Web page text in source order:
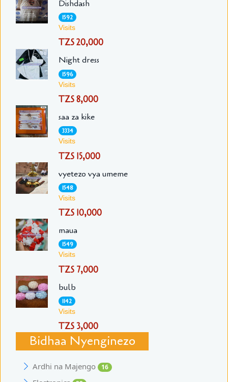
Dishdash
1592
Visits
TZS 20,000
Night dress
1596
Visits
TZS 8,000
saa za kike
3334
Visits
TZS 15,000
vyetezo vya umeme
1548
Visits
TZS 10,000
maua
1549
Visits
TZS 7,000
bulb
1142
Visits
TZS 3,000
Bidhaa Nyenginezo
Ardhi na Majengo 16